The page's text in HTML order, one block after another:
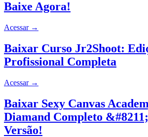
Baixe Agora!
Acessar →
Baixar Curso Jr2Shoot:
Profissional Completa
Acessar →
Baixar Sexy Canvas
Diamand Completo
Versão!